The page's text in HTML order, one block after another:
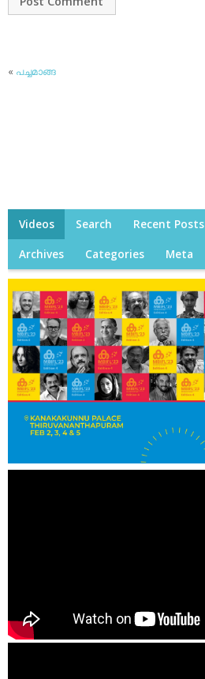
« പച്ചമാങ്ങ
Videos Search Recent Posts
Archives Categories Meta